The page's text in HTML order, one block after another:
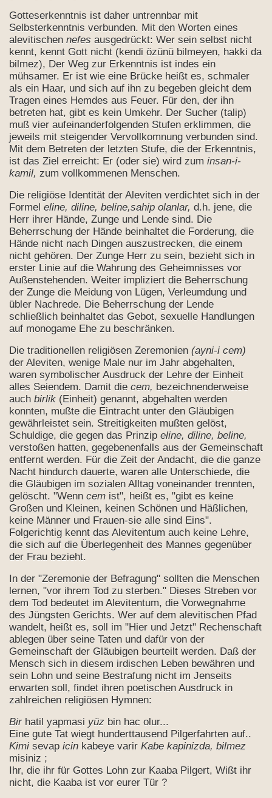
Gotteserkenntnis ist daher untrennbar mit
Selbsterkenntnis verbunden. Mit den Worten eines
alevitischen nefes ausgedrückt: Wer sein selbst nicht
kennt, kennt Gott nicht (kendi özünü bilmeyen, hakki da
bilmez), Der Weg zur Erkenntnis ist indes ein
mühsamer. Er ist wie eine Brücke heißt es, schmaler
als ein Haar, und sich auf ihn zu begeben gleicht dem
Tragen eines Hemdes aus Feuer. Für den, der ihn
betreten hat, gibt es kein Umkehr. Der Sucher (talip)
muß vier aufeinanderfolgenden Stufen erklimmen, die
jeweils mit steigender Vervollkomnung verbunden sind.
Mit dem Betreten der letzten Stufe, die der Erkenntnis,
ist das Ziel erreicht: Er (oder sie) wird zum insan-i-
kamil, zum vollkommenen Menschen.
Die religiöse Identität der Aleviten verdichtet sich in der
Formel eline, diline, beline,sahip olanlar, d.h. jene, die
Herr ihrer Hände, Zunge und Lende sind. Die
Beherrschung der Hände beinhaltet die Forderung, die
Hände nicht nach Dingen auszustrecken, die einem
nicht gehören. Der Zunge Herr zu sein, bezieht sich in
erster Linie auf die Wahrung des Geheimnisses vor
Außenstehenden. Weiter impliziert die Beherrschung
der Zunge die Meidung von Lügen, Verleumdung und
übler Nachrede. Die Beherrschung der Lende
schließlich beinhaltet das Gebot, sexuelle Handlungen
auf monogame Ehe zu beschränken.
Die traditionellen religiösen Zeremonien (ayni-i cem)
der Aleviten, wenige Male nur im Jahr abgehalten,
waren symbolischer Ausdruck der Lehre der Einheit
alles Seiendem. Damit die cem, bezeichnenderweise
auch birlik (Einheit) genannt, abgehalten werden
konnten, mußte die Eintracht unter den Gläubigen
gewährleistet sein. Streitigkeiten mußten gelöst,
Schuldige, die gegen das Prinzip eline, diline, beline,
verstoßen hatten, gegebenenfalls aus der Gemeinschaft
entfernt werden. Für die Zeit der Andacht, die die ganze
Nacht hindurch dauerte, waren alle Unterschiede, die
die Gläubigen im sozialen Alltag voneinander trennten,
gelöscht. "Wenn cem ist", heißt es, "gibt es keine
Großen und Kleinen, keinen Schönen und Häßlichen,
keine Männer und Frauen-sie alle sind Eins".
Folgerichtig kennt das Alevitentum auch keine Lehre,
die sich auf die Überlegenheit des Mannes gegenüber
der Frau bezieht.
In der "Zeremonie der Befragung" sollten die Menschen
lernen, "vor ihrem Tod zu sterben." Dieses Streben vor
dem Tod bedeutet im Alevitentum, die Vorwegnahme
des Jüngsten Gerichts. Wer auf dem alevitischen Pfad
wandelt, heißt es, soll im "Hier und Jetzt" Rechenschaft
ablegen über seine Taten und dafür von der
Gemeinschaft der Gläubigen beurteilt werden. Daß der
Mensch sich in diesem irdischen Leben bewähren und
sein Lohn und seine Bestrafung nicht im Jenseits
erwarten soll, findet ihren poetischen Ausdruck in
zahlreichen religiösen Hymnen:
Bir hatil yapmasi yüz bin hac olur...
Eine gute Tat wiegt hunderttausend Pilgerfahrten auf..
Kimi sevap icin kabeye varir Kabe kapinizda, bilmez
misiniz ;
Ihr, die ihr für Gottes Lohn zur Kaaba Pilgert, Wißt ihr
nicht, die Kaaba ist vor eurer Tür ?